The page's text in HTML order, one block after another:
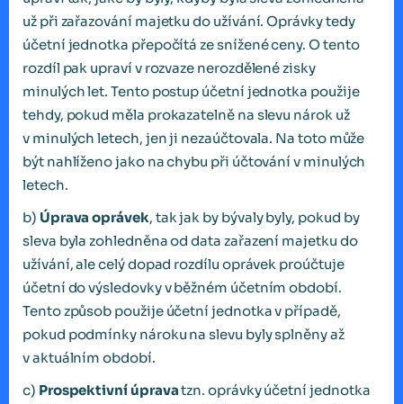
už při zařazování majetku do užívání. Oprávky tedy
účetní jednotka přepočítá ze snížené ceny. O tento
rozdíl pak upraví v rozvaze nerozdělené zisky
minulých let. Tento postup účetní jednotka použije
tehdy, pokud měla prokazatelně na slevu nárok už
v minulých letech, jen ji nezaúčtovala. Na toto může
být nahlíženo jako na chybu při účtování v minulých
letech.
b) Úprava oprávek, tak jak by bývaly byly, pokud by
sleva byla zohledněna od data zařazení majetku do
užívání, ale celý dopad rozdílu oprávek proúčtuje
účetní do výsledovky v běžném účetním období.
Tento způsob použije účetní jednotka v případě,
pokud podmínky nároku na slevu byly splněny až
v aktuálním období.
c) Prospektivní úpravatzn. oprávky účetní jednotka